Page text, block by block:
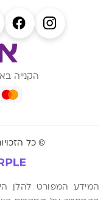
הקנייה
© כל
המידע המפורט להלן